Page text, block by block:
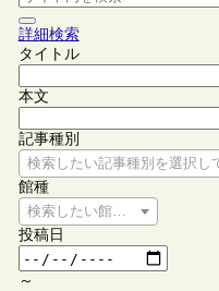
詳細検索
タイトル
本文
記事種別
検索したい記事種別を選択し
館種
検索したい館種を選択してく
投稿日
～